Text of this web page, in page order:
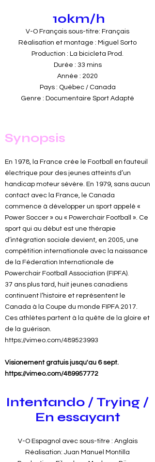
10km/h
V-O Français sous-titre: Français
Réalisation et montage : Miguel Sorto
Production : La bicicleta Prod.
Durée : 33 mins
Année : 2020
Pays : Québec / Canada
Genre : Documentaire Sport Adapté
Synopsis
En 1978, la France crée le Football en fauteuil
électrique pour des jeunes atteints d’un
handicap moteur sévère. En 1979, sans aucun
contact avec la France, le Canada
commence à développer un sport appelé «
Power Soccer » ou « Powerchair Football ». Ce
sport qui au début est une thérapie
d’intégration sociale devient, en 2005, une
compétition internationale avec la naissance
de la Féderation Internationale de
Powerchair Football Association (FIPFA).
37 ans plus tard, huit jeunes canadiens
continuent l’histoire et représentent le
Canada à la Coupe du monde FIPFA 2017.
Ces athlètes partent à la quête de la gloire et
de la guérison.
https://vimeo.com/489523993
Visionement gratuis jusqu'au 6 sept.
https://vimeo.com/489957772
Intentando / Trying /
En essayant
V-O Espagnol avec sous-titre : Anglais
Réalisation: Juan Manuel Montilla